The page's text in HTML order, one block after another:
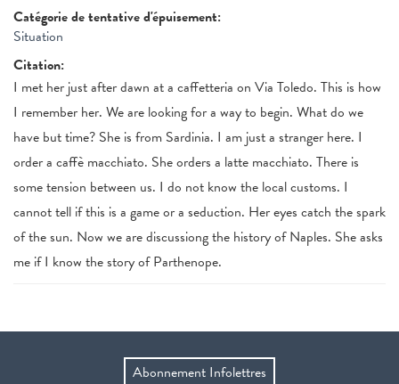
Catégorie de tentative d'épuisement:
Situation
Citation:
I met her just after dawn at a caffetteria on Via Toledo. This is how
I remember her. We are looking for a way to begin. What do we
have but time? She is from Sardinia. I am just a stranger here. I
order a caffè macchiato. She orders a latte macchiato. There is
some tension between us. I do not know the local customs. I
cannot tell if this is a game or a seduction. Her eyes catch the spark
of the sun. Now we are discussiong the history of Naples. She asks
me if I know the story of Parthenope.
Abonnement Infolettres